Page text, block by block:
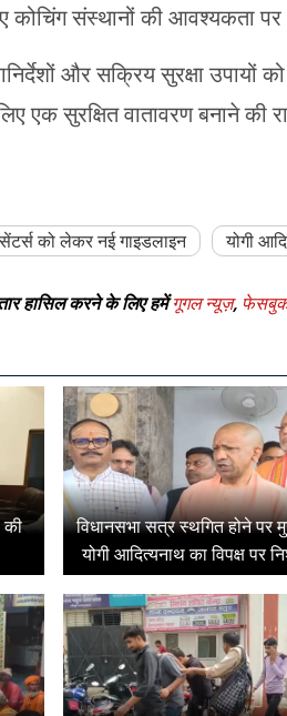
कोचिंग संस्थानों की आवश्यकता
और सक्रिय सुरक्षा
एक सुरक्षित वातावरण बनाने की
को लेकर नई गाइडलाइन योगी
हासिल करने के लिए हमेंगूगल न्यूज़,
की
विधानसभा सत्र स्थगित होने पर
योगी आदित्यनाथ का विपक्ष पर